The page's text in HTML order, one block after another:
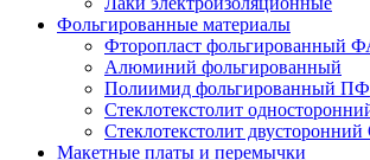
Фольгированные материалы
Фторопласт фольгированный
Алюминий фольгированный
Полиимид фольгированный ПФ
Стеклотекстолит
Стеклотекстолит
Макетные платы и перемычки